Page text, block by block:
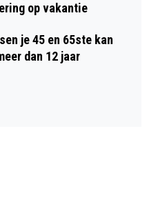
op vakantie
je 45 en 65ste kan
dan 12 jaar